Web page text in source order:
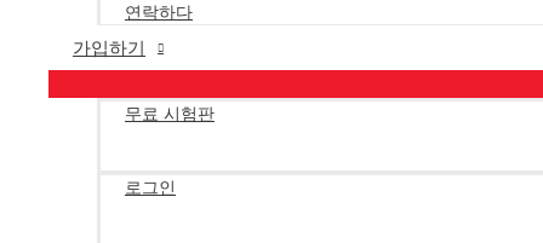
연락하다
가입하기
무료 시험판
로그인